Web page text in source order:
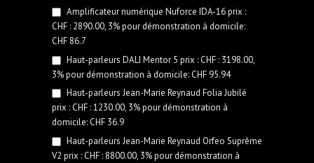
Amplificateur numérique Nuforce IDA-16 prix :
CHF : 2890.00, 3% pour démonstration à domicile:
CHF 86.7
Haut-parleurs DALI Mentor 5 prix : CHF : 3198.00,
3% pour démonstration à domicile: CHF 95.94
Haut-parleurs Jean-Marie Reynaud Folia Jubilé
prix : CHF : 1230.00, 3% pour démonstration à
domicile: CHF 36.9
Haut-parleurs Jean-Marie Reynaud Orfeo Suprême
V2 prix : CHF : 8800.00, 3% pour démonstration à